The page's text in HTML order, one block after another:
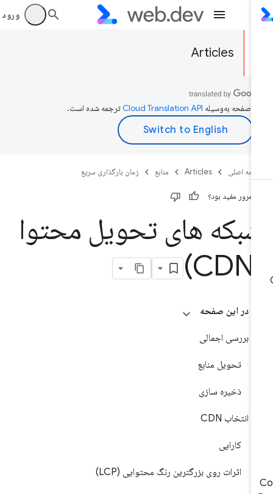
ورود به
Articles
صفحه به‌وسیله ترجمه شده است.
اصلی Articles منابع زمان بارگذاری سریع
مرور مفید بود؟
های تحویل محتوا
در این صفحه
بررسی اجمالی
تحویل منابع
ذخیره سازی
انتخاب CDN
کارایی
اثرات روی بزرگترین رنگ محتوایی (LCP)